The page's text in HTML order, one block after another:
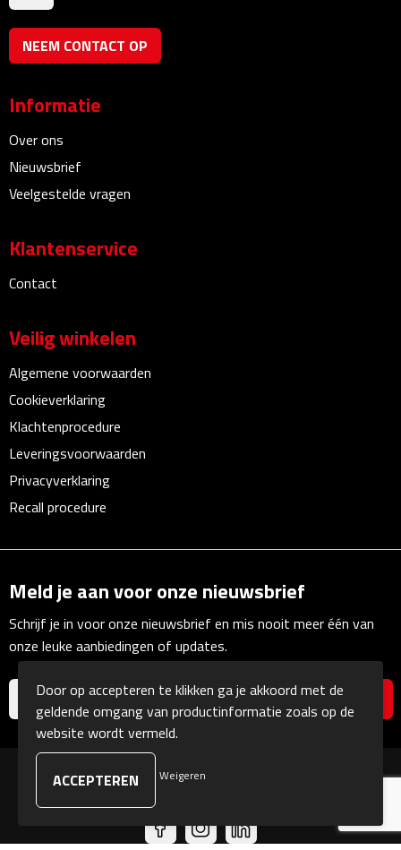
Agenda's
Kalenders
Beurs & Evenementen
Banners
Barmatten
Naambadges & naamkaarthouders
Stickers
Visitekaartjes
Vlaggen
Bureau Toebehoren
Bureaulampen
Bureau onderleggers
Bureau organizers
Bureausets
Bureau ventilatoren
Boekenleggers
Briefopeners
NEEM CONTACT OP
Informatie
Over ons
Nieuwsbrief
Veelgestelde vragen
Klantenservice
Contact
Veilig winkelen
Algemene voorwaarden
Cookieverklaring
Klachtenprocedure
Leveringsvoorwaarden
Privacyverklaring
Recall procedure
Meld je aan voor onze nieuwsbrief
Schrijf je in voor onze nieuwsbrief en mis nooit meer één van
onze leuke aanbiedingen of updates.
© Copyright Kranengeschenken 2026
Door op accepteren te klikken ga je akkoord met de
geldende omgang van productinformatie zoals op de
website wordt vermeld.
Weigeren